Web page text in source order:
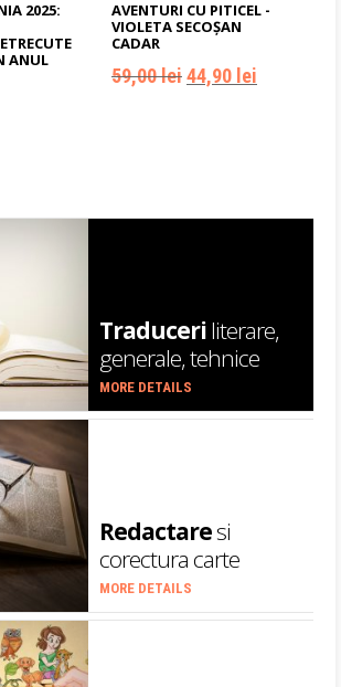
lei2025:
ANUL
lei
AVENTURI CU PITICEL -
VIOLETA SECOŞAN
CADAR
59,00lei Prețul
44,90 lei
59,00lei
44,90
Traduceriliterare,
generale, tehnice
MORE DETAILS
Redactaresi
corectura carte
MORE DETAILS